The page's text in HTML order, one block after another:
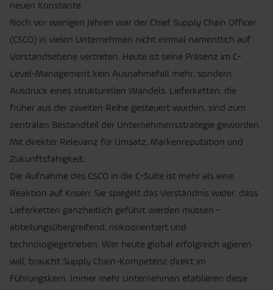
neuen Konstante
Noch vor wenigen Jahren war der Chief Supply Chain Officer
(CSCO) in vielen Unternehmen nicht einmal namentlich auf
Vorstandsebene vertreten. Heute ist seine Präsenz im C-
Level-Management kein Ausnahmefall mehr, sondern
Ausdruck eines strukturellen Wandels. Lieferketten, die
früher aus der zweiten Reihe gesteuert wurden, sind zum
zentralen Bestandteil der Unternehmensstrategie geworden.
Mit direkter Relevanz für Umsatz, Markenreputation und
Zukunftsfähigkeit.
Die Aufnahme des CSCO in die C-Suite ist mehr als eine
Reaktion auf Krisen: Sie spiegelt das Verständnis wider, dass
Lieferketten ganzheitlich geführt werden müssen –
abteilungsübergreifend, risikoorientiert und
technologiegetrieben. Wer heute global erfolgreich agieren
will, braucht Supply Chain-Kompetenz direkt im
Führungskern. Immer mehr Unternehmen etablieren diese